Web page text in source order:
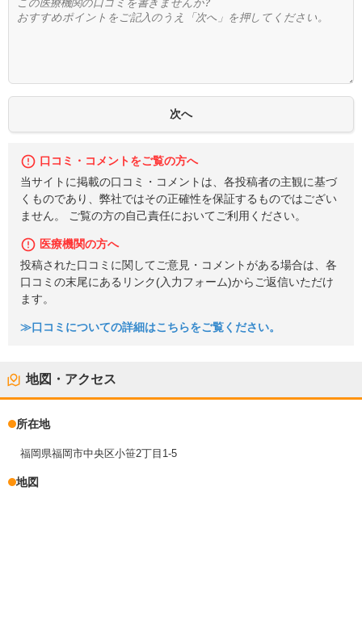
口コミ・コメントをご覧の方へ
当サイトに掲載の口コミ・コメントは、各投稿者の主観に基づ
くものであり、弊社ではその正確性を保証するものではござい
ません。 ご覧の方の自己責任においてご利用ください。
医療機関の方へ
投稿された口コミに関してご意見・コメントがある場合は、各
口コミの末尾にあるリンク(入力フォーム)からご返信いただけ
ます。
≫口コミについての詳細はこちらをご覧ください。
地図・アクセス
所在地
福岡県福岡市中央区小笹2丁目1-5
地図